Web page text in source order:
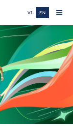
VI EN